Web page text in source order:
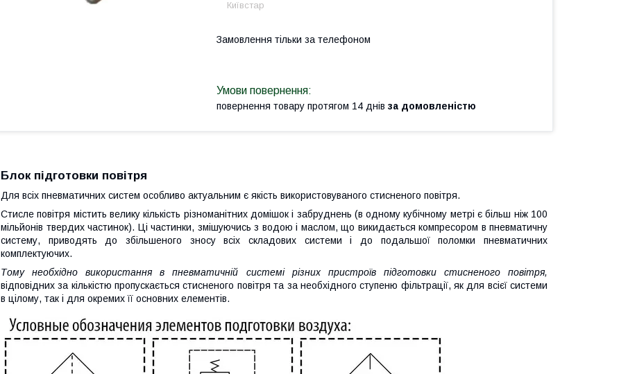
Київстар
Замовлення тільки за телефоном
повернення товару протягом 14 днів за домовленістю
Блок підготовки повітря
Для всіх пневматичних систем особливо актуальним є якість використовуваного стисненого повітря.
Стисле повітря містить велику кількість різноманітних домішок і забруднень (в одному кубічному метрі є більш ніж 100
мільйонів твердих частинок). Ці частинки, змішуючись з водою і маслом, що викидається компресором в пневматичну
систему, приводять до збільшеного зносу всіх складових системи і до подальшої поломки пневматичних
комплектуючих.
Тому необхідно використання в пневматичній системі різних пристроїв підготовки стисненого повітря,
відповідних за кількістю пропускається стисненого повітря та за необхідного ступеню фільтрації, як для всієї системи
в цілому, так і для окремих її основних елементів.